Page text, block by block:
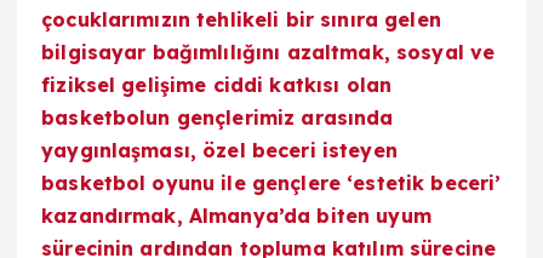
çocuklarımızın tehlikeli bir sınıra gelen
bilgisayar bağımlılığını azaltmak, sosyal ve
fiziksel gelişime ciddi katkısı olan
basketbolun gençlerimiz arasında
yaygınlaşması, özel beceri isteyen
basketbol oyunu ile gençlere ‘estetik beceri’
kazandırmak, Almanya’da biten uyum
sürecinin ardından topluma katılım sürecine